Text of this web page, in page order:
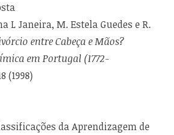
L Janeira, M. Estela Guedes e R.
entre Cabeça e Mãos?
em Portugal (1772-
(1998)
da Aprendizagem de